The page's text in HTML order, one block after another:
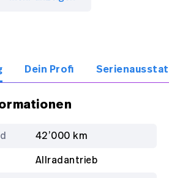
Dein Profi
42’000 km
Allradantrieb